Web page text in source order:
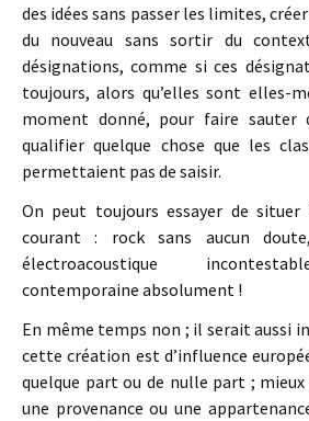
des idées sans passer les limites,
du nouveau sans sortir du
désignations, comme si ces
toujours, alors qu’elles sont elles-
moment donné, pour faire sauter
qualifier quelque chose que les
permettaient pas de saisir.
On peut toujours essayer de situer
courant : rock sans aucun
électroacoustique
contemporaine absolument !
En même temps non ; il serait aussi
cette création est d’influence
quelque part ou de nulle part ;
une provenance ou une